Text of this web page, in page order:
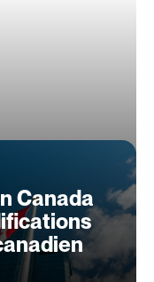
Canada